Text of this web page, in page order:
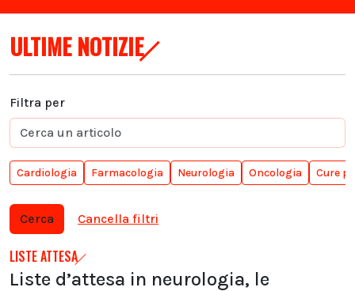
ULTIME NOTIZIE
Filtra per
Cardiologia Farmacologia Neurologia Oncologia Cure
Cerca Cancella filtri
LISTE ATTESA
Liste d’attesa in neurologia, le